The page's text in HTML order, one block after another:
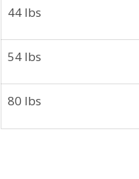
44 lbs
54 lbs
80 lbs